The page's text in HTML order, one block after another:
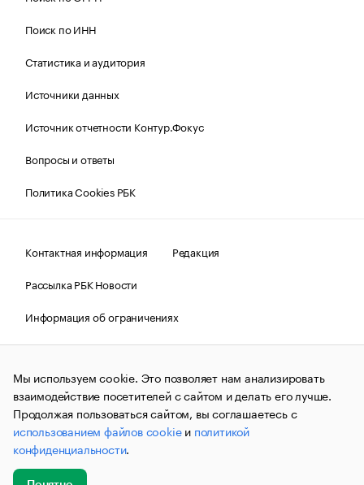
Поиск по ИНН
Статистика и аудитория
Источники данных
Источник отчетности Контур.Фокус
Вопросы и ответы
Политика Cookies РБК
Контактная информация
Редакция
Рассылка РБК Новости
Информация об ограничениях
Правовая информация
О соблюдении авторских прав
© АО «РОСБИЗНЕСКОНСАЛТИНГ»,1995–2026.Сообщения
и материалы информационного агентства «РБК»
(зарегистрировано Федеральной службой по надзору в сфере
связи, информационных технологий и массовых
коммуникаций (Роскомнадзор) 09.12.2015 за номером ИА
№ФС77-63848) сопровождаются пометкой «РБК». Отдельные
публикации могут содержать информацию,
не предназначенную для пользователей
Мы используем cookie. Это позволяет нам анализировать
взаимодействие посетителей с сайтом и делать его лучше.
Продолжая пользоваться сайтом, вы соглашаетесь с
использованием файлов cookieи политикой
конфиденциальности.